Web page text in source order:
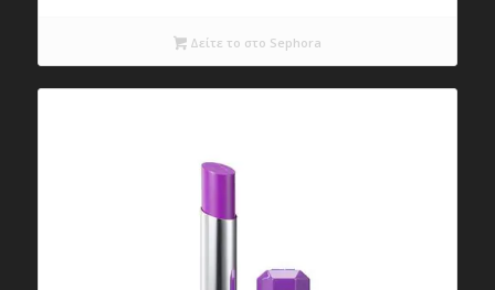
€26,95.
τιμή
είναι:
€26,84.
Δείτε το στο Sephora